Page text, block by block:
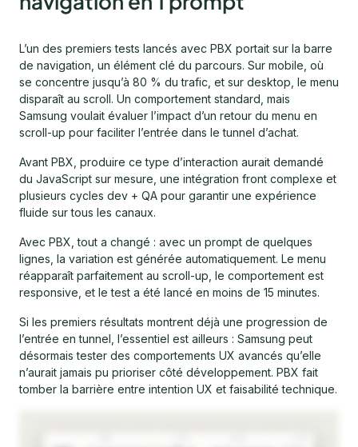
L’un des premiers tests lancés avec PBX portait sur la barre
de navigation, un élément clé du parcours. Sur mobile, où
se concentre jusqu’à 80 % du trafic, et sur desktop, le menu
disparaît au scroll. Un comportement standard, mais
Samsung voulait évaluer l’impact d’un retour du menu en
scroll-up pour faciliter l’entrée dans le tunnel d’achat.
Avant PBX, produire ce type d’interaction aurait demandé
du JavaScript sur mesure, une intégration front complexe et
plusieurs cycles dev + QA pour garantir une expérience
fluide sur tous les canaux.
Avec PBX, tout a changé : avec un prompt de quelques
lignes, la variation est générée automatiquement. Le menu
réapparaît parfaitement au scroll-up, le comportement est
responsive, et le test a été lancé en moins de 15 minutes.
Si les premiers résultats montrent déjà une progression de
l’entrée en tunnel, l’essentiel est ailleurs : Samsung peut
désormais tester des comportements UX avancés qu’elle
n’aurait jamais pu prioriser côté développement. PBX fait
tomber la barrière entre intention UX et faisabilité technique.